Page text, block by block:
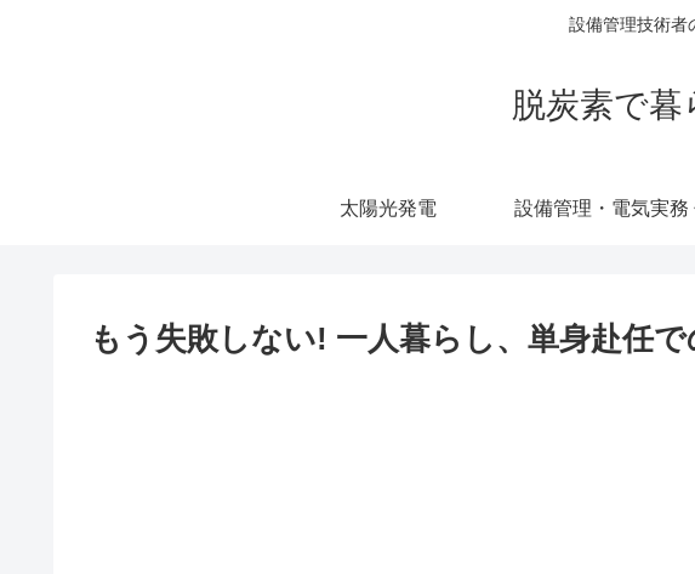
設備管理技術者
脱炭素で
太陽光発電 設備管理・電気実務
もう失敗しない! 一人暮らし、単身赴任